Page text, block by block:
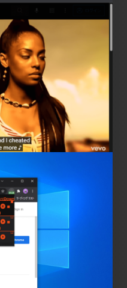
シアターモードにする
」の使い方